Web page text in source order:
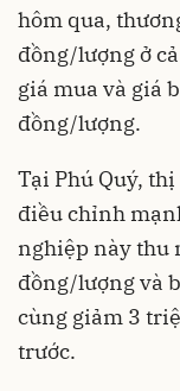
hôm qua,
đồng/lượng ở
giá mua và giá
đồng/lượng.
Tại Phú Quý,
điều chỉnh
nghiệp này thu
đồng/lượng và
cùng giảm 3
trước.